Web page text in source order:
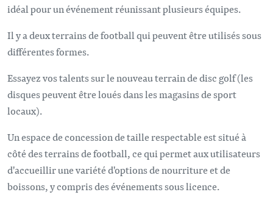
idéal pour un événement réunissant plusieurs équipes.
Il y a deux terrains de football qui peuvent être utilisés sous
différentes formes.
Essayez vos talents sur le nouveau terrain de disc golf (les
disques peuvent être loués dans les magasins de sport
locaux).
Un espace de concession de taille respectable est situé à
côté des terrains de football, ce qui permet aux utilisateurs
d'accueillir une variété d'options de nourriture et de
boissons, y compris des événements sous licence.